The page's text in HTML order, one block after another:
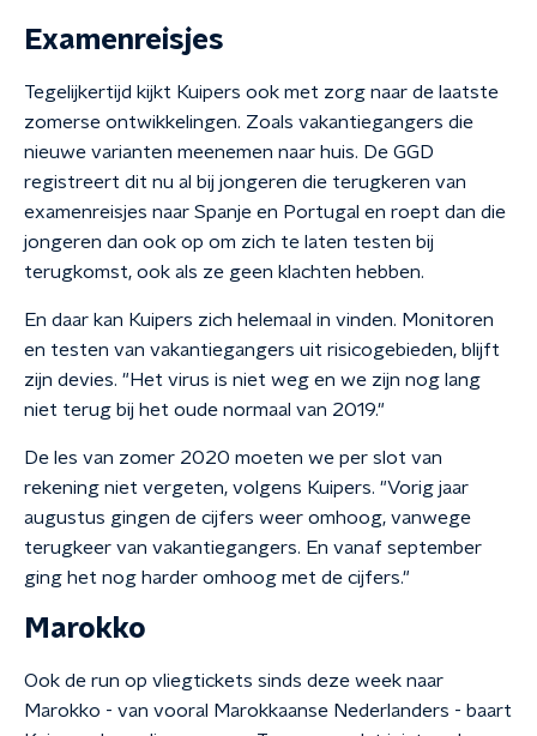
Examenreisjes
Tegelijkertijd kijkt Kuipers ook met zorg naar de laatste
zomerse ontwikkelingen. Zoals vakantiegangers die
nieuwe varianten meenemen naar huis. De GGD
registreert dit nu al bij jongeren die terugkeren van
examenreisjes naar Spanje en Portugal en roept dan die
jongeren dan ook op om zich te laten testen bij
terugkomst, ook als ze geen klachten hebben.
En daar kan Kuipers zich helemaal in vinden. Monitoren
en testen van vakantiegangers uit risicogebieden, blijft
zijn devies. "Het virus is niet weg en we zijn nog lang
niet terug bij het oude normaal van 2019."
De les van zomer 2020 moeten we per slot van
rekening niet vergeten, volgens Kuipers. "Vorig jaar
augustus gingen de cijfers weer omhoog, vanwege
terugkeer van vakantiegangers. En vanaf september
ging het nog harder omhoog met de cijfers."
Marokko
Ook de run op vliegtickets sinds deze week naar
Marokko - van vooral Marokkaanse Nederlanders - baart